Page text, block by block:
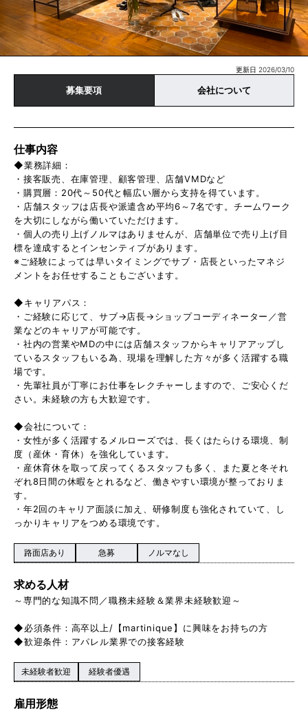
更新日 2026/03/10
募集要項 会社について
仕事内容
◆業務詳細：
・接客販売、在庫管理、顧客管理、店舗VMDなど
・購買層：20代～50代と幅広い層から支持を得ています。
・店舗スタッフは店長や派遣含め平均6～7名です。チームワーク
を大切にしながら働いていただけます。
・個人の売り上げノルマはありませんが、店舗単位で売り上げ目
標を達成するとインセンティブがあります。
※ご経験によっては早いタイミングでサブ・店長といったマネジ
メントをお任せすることもございます。
◆キャリアパス：
・ご経験に応じて、サブ→店長→ショップコーディネーター／営
業などのキャリアが可能です。
・社内の営業やMDの中には店舗スタッフからキャリアアップし
ているスタッフもいる為、現場を理解した方々が多く活躍する職
場です。
・先輩社員が丁寧にお仕事をレクチャーしますので、ご安心くだ
さい。未経験の方も大歓迎です。
◆会社について：
・女性が多く活躍するメルローズでは、長くはたらける環境、制
度（産休・育休）を強化しています。
・産休育休を取って戻ってくるスタッフも多く、また夏と冬それ
ぞれ8日間の休暇をとれるなど、働きやすい環境が整っておりま
す。
・年2回のキャリア面談に加え、研修制度も強化されていて、し
っかりキャリアをつめる環境です。
路面店あり 急募 ノルマなし
求める人材
～専門的な知識不問／職務未経験＆業界未経験歓迎～
◆必須条件：高卒以上/【martinique】に興味をお持ちの方
◆歓迎条件：アパレル業界での接客経験
未経験者歓迎 経験者優遇
雇用形態